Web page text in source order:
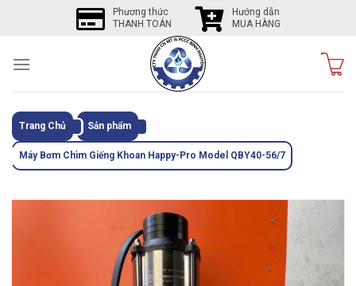
Phương thức
THANH TOÁN
Hướng dẫn
MUA HÀNG
Trang Chủ Sản phẩm
Máy Bơm Chìm Giếng Khoan Happy-Pro Model QBY40-56/7